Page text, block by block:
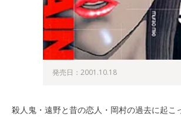
発売日：2001.10.18
殺人鬼・遠野と昔の恋人・岡村の過去に起こ